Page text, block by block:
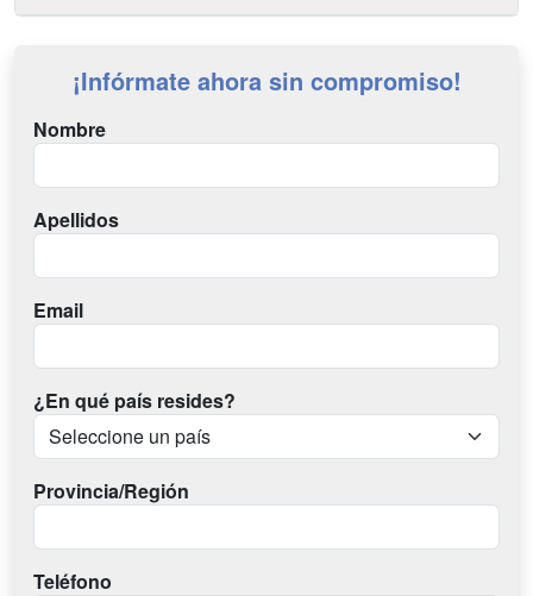
¡Infórmate ahora sin compromiso!
Nombre
Apellidos
Email
¿En qué país resides?
Provincia/Región
Teléfono